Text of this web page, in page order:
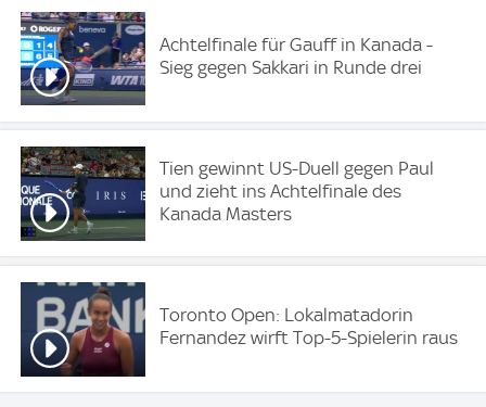
Achtelfinale für Gauff in Kanada -
Sieg gegen Sakkari in Runde drei
Tien gewinnt US-Duell gegen Paul
und zieht ins Achtelfinale des
Kanada Masters
Toronto Open: Lokalmatadorin
Fernandez wirft Top-5-Spielerin raus